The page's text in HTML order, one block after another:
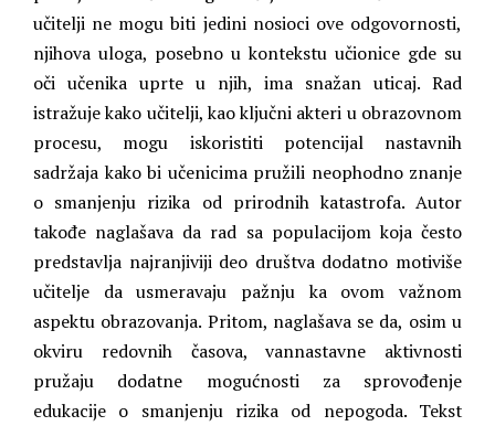
učitelji ne mogu biti jedini nosioci ove odgovornosti,
njihova uloga, posebno u kontekstu učionice gde su
oči učenika uprte u njih, ima snažan uticaj. Rad
istražuje kako učitelji, kao ključni akteri u obrazovnom
procesu, mogu iskoristiti potencijal nastavnih
sadržaja kako bi učenicima pružili neophodno znanje
o smanjenju rizika od prirodnih katastrofa. Autor
takođe naglašava da rad sa populacijom koja često
predstavlja najranjiviji deo društva dodatno motiviše
učitelje da usmeravaju pažnju ka ovom važnom
aspektu obrazovanja. Pritom, naglašava se da, osim u
okviru redovnih časova, vannastavne aktivnosti
pružaju dodatne mogućnosti za sprovođenje
edukacije o smanjenju rizika od nepogoda. Tekst